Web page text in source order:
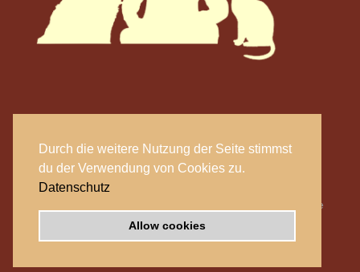
Durch die weitere Nutzung der Seite stimmst
du der Verwendung von Cookies zu.
Datenschutz
Allow cookies
Copyright Tierhomöopathie Schmidt 2026
Business Image